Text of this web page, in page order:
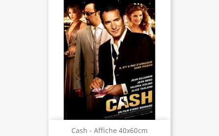
Cash - Affiche 40x60cm